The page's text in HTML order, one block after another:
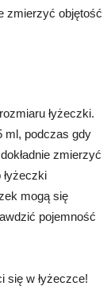
zmierzyć objętość
łyżeczki.
ml, podczas gdy
zmierzyć
mogą się
pojemność
się w łyżeczce!